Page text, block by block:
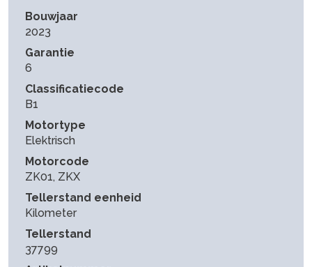
Bouwjaar
2023
Garantie
6
Classificatiecode
B1
Motortype
Elektrisch
Motorcode
ZK01, ZKX
Tellerstand eenheid
Kilometer
Tellerstand
37799